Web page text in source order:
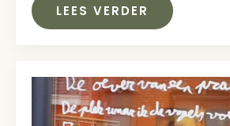
LEES VERDER